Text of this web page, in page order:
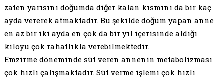
zaten yarısını doğumda diğer kalan kısmını da bir kaç
ayda vererek atmaktadır. Bu şekilde doğum yapan anne
en az bir iki ayda en çok da bir yıl içerisinde aldığı
kiloyu çok rahatlıkla verebilmektedir.
Emzirme döneminde süt veren annenin metabolizması
çok hızlı çalışmaktadır. Süt verme işlemi çok hızlı